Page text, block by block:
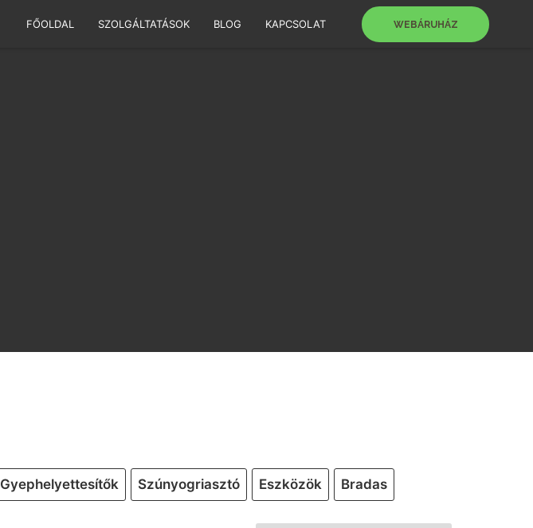
FŐOLDAL SZOLGÁLTATÁSOK BLOG KAPCSOLAT WEBÁRUHÁZ
Gyephelyettesítők Szúnyogriasztó Eszközök Bradas